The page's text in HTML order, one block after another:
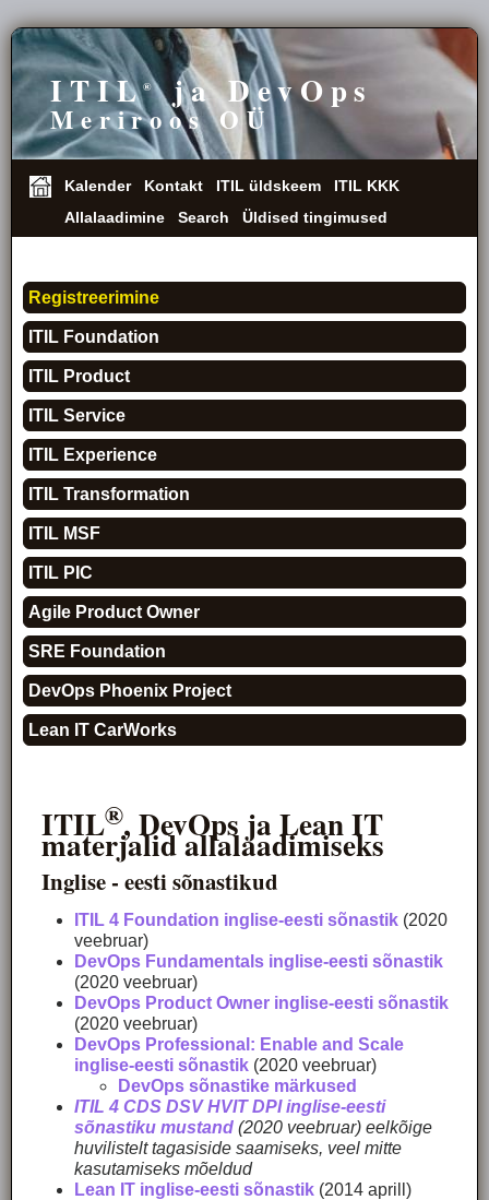
ITIL®ja DevOps
Meriroos OÜ
Kalender Kontakt ITIL üldskeem
ITIL KKK
Allalaadimine
Search
Üldised tingimused
Registreerimine
ITIL Foundation
ITIL Product
ITIL Service
ITIL Experience
ITIL Transformation
ITIL MSF
ITIL PIC
Agile Product Owner
SRE Foundation
DevOps Phoenix Project
Lean IT CarWorks
ITIL®, DevOps ja Lean IT
materjalid allalaadimiseks
Inglise - eesti sõnastikud
ITIL 4 Foundation inglise-eesti sõnastik (2020
veebruar)
DevOps Fundamentals inglise-eesti sõnastik
(2020 veebruar)
DevOps Product Owner inglise-eesti sõnastik
(2020 veebruar)
DevOps Professional: Enable and Scale
inglise-eesti sõnastik (2020 veebruar)
DevOps sõnastike märkused
ITIL 4 CDS DSV HVIT DPI inglise-eesti
sõnastiku mustand (2020 veebruar) eelkõige
huvilistelt tagasiside saamiseks, veel mitte
kasutamiseks mõeldud
Lean IT inglise-eesti sõnastik (2014 aprill)